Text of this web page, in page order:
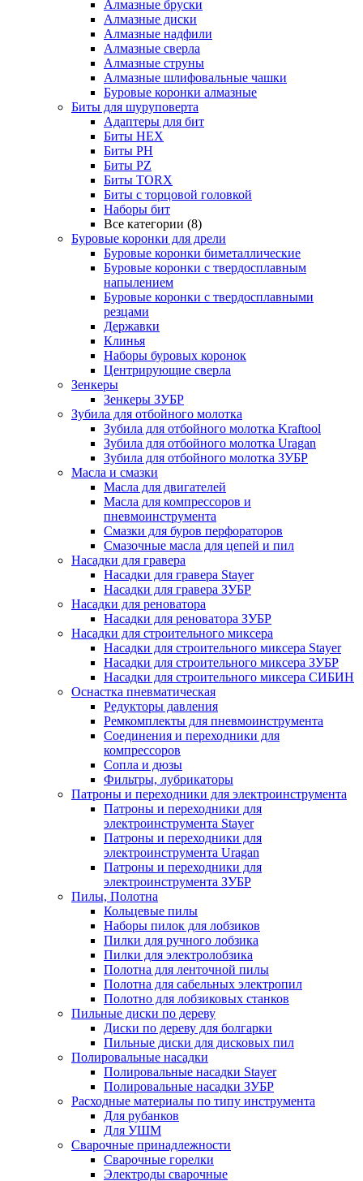
Алмазные бруски
Алмазные диски
Алмазные надфили
Алмазные сверла
Алмазные струны
Алмазные шлифовальные чашки
Буровые коронки алмазные
Биты для шуруповерта
Адаптеры для бит
Биты HEX
Биты PH
Биты PZ
Биты TORX
Биты с торцовой головкой
Наборы бит
Все категории (8)
Буровые коронки для дрели
Буровые коронки биметаллические
Буровые коронки с твердосплавным
напылением
Буровые коронки с твердосплавными
резцами
Державки
Клинья
Наборы буровых коронок
Центрирующие сверла
Зенкеры
Зенкеры ЗУБР
Зубила для отбойного молотка
Зубила для отбойного молотка Kraftool
Зубила для отбойного молотка Uragan
Зубила для отбойного молотка ЗУБР
Масла и смазки
Масла для двигателей
Масла для компрессоров и
пневмоинструмента
Смазки для буров перфораторов
Смазочные масла для цепей и пил
Насадки для гравера
Насадки для гравера Stayer
Насадки для гравера ЗУБР
Насадки для реноватора
Насадки для реноватора ЗУБР
Насадки для строительного миксера
Насадки для строительного миксера Stayer
Насадки для строительного миксера ЗУБР
Насадки для строительного миксера СИБИН
Оснастка пневматическая
Редукторы давления
Ремкомплекты для пневмоинструмента
Соединения и переходники для
компрессоров
Сопла и дюзы
Фильтры, лубрикаторы
Патроны и переходники для электроинструмента
Патроны и переходники для
электроинструмента Stayer
Патроны и переходники для
электроинструмента Uragan
Патроны и переходники для
электроинструмента ЗУБР
Пилы, Полотна
Кольцевые пилы
Наборы пилок для лобзиков
Пилки для ручного лобзика
Пилки для электролобзика
Полотна для ленточной пилы
Полотна для сабельных электропил
Полотно для лобзиковых станков
Пильные диски по дереву
Диски по дереву для болгарки
Пильные диски для дисковых пил
Полировальные насадки
Полировальные насадки Stayer
Полировальные насадки ЗУБР
Расходные материалы по типу инструмента
Для рубанков
Для УШМ
Сварочные принадлежности
Сварочные горелки
Электроды сварочные